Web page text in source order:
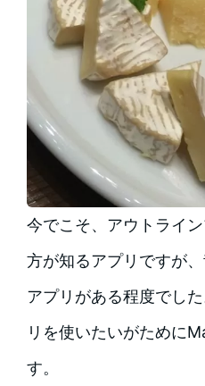
今でこそ、アウトライ
方が知るアプリですが
アプリがある程度でし
リを使いたいがために
す。